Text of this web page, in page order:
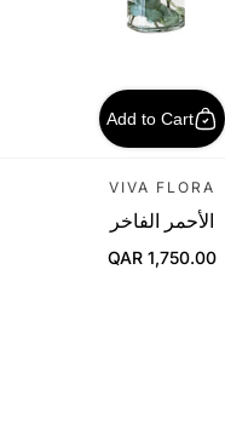
Add to Cart
VIVA FLORA
الأحمر الفاخر
Regular Price
QAR 1,750.00